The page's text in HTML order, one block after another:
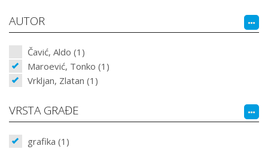
AUTOR
Čavić, Aldo (1)
Maroević, Tonko (1)
Vrkljan, Zlatan (1)
VRSTA GRAĐE
grafika (1)